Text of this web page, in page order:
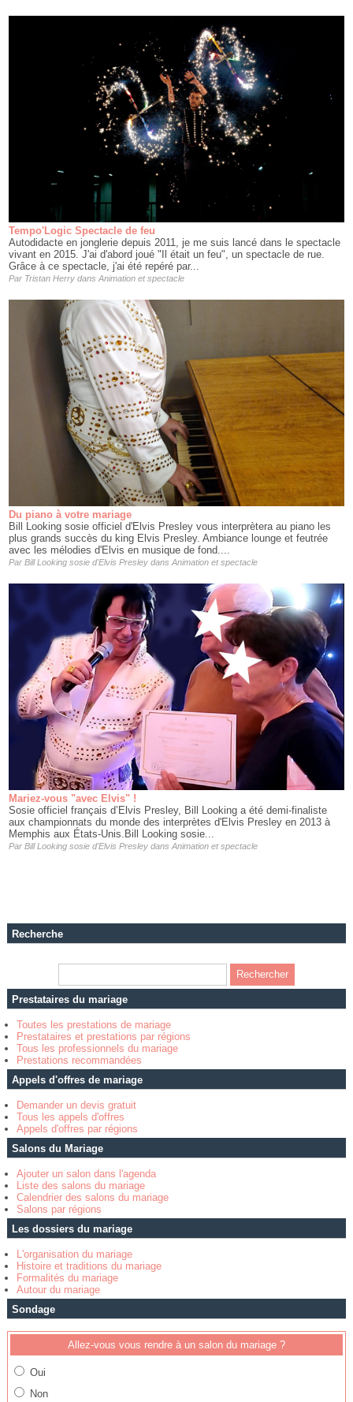
Tempo'Logic Spectacle de feu
Autodidacte en jonglerie depuis 2011, je me suis lancé dans le spectacle
vivant en 2015. J'ai d'abord joué "Il était un feu", un spectacle de rue.
Grâce à ce spectacle, j'ai été repéré par...
Par Tristan Herrydans Animation et spectacle
Du piano à votre mariage
Bill Looking sosie officiel d'Elvis Presley vous interprètera au piano les
plus grands succès du king Elvis Presley. Ambiance lounge et feutrée
avec les mélodies d'Elvis en musique de fond....
Par Bill Looking sosie d'Elvis Presleydans Animation et spectacle
Mariez-vous "avec Elvis" !
Sosie officiel français d’Elvis Presley, Bill Looking a été demi-finaliste
aux championnats du monde des interprètes d'Elvis Presley en 2013 à
Memphis aux États-Unis.Bill Looking sosie...
Par Bill Looking sosie d'Elvis Presleydans Animation et spectacle
Recherche
Prestataires du mariage
Toutes les prestations de mariage
Prestataires et prestations par régions
Tous les professionnels du mariage
Prestations recommandées
Appels d'offres de mariage
Demander un devis gratuit
Tous les appels d'offres
Appels d'offres par régions
Salons du Mariage
Ajouter un salon dans l'agenda
Liste des salons du mariage
Calendrier des salons du mariage
Salons par régions
Les dossiers du mariage
L'organisation du mariage
Histoire et traditions du mariage
Formalités du mariage
Autour du mariage
Sondage
Allez-vous vous rendre à un salon du mariage ?
Oui
Non